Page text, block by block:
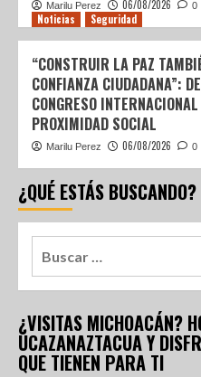
Marilu Perez 06/08/2026 0
Noticias Seguridad
“CONSTRUIR LA PAZ
CONFIANZA CIUDADANA”:
CONGRESO
PROXIMIDAD SOCIAL
Marilu Perez 06/08/2026 0
¿QUÉ ESTÁS BUSCANDO?
¿VISITAS MICHOACÁN?
UCAZANAZTACUA Y
QUE TIENEN PARA TI